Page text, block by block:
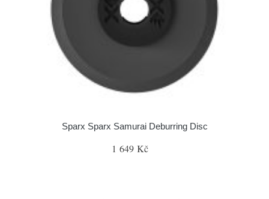
Sparx Sparx Samurai Deburring Disc
1 649 Kč